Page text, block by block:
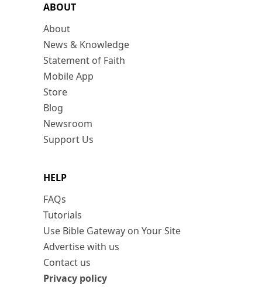
ABOUT
About
News & Knowledge
Statement of Faith
Mobile App
Store
Blog
Newsroom
Support Us
HELP
FAQs
Tutorials
Use Bible Gateway on Your Site
Advertise with us
Contact us
Privacy policy